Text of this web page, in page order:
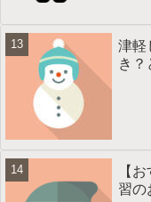
津軽
き？
【
習の